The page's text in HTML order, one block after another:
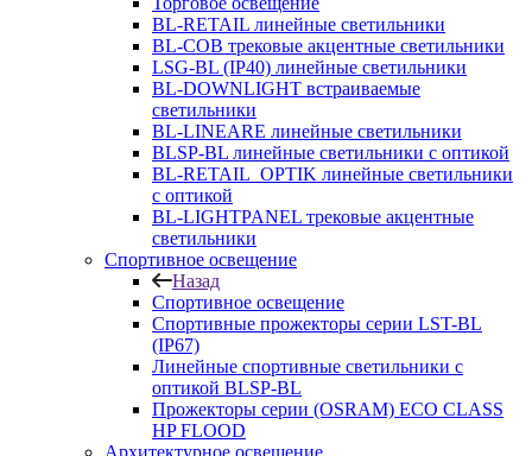
BL-RETAIL линейные светильники
BL-COB трековые акцентные светильники
LSG-BL (IP40) линейные светильники
BL-DOWNLIGHT встраиваемые
светильники
BL-LINEARE линейные светильники
BLSP-BL линейные светильники с оптикой
BL-RETAIL_OPTIK линейные светильники
с оптикой
BL-LIGHTPANEL трековые акцентные
светильники
Спортивное освещение
Назад
Спортивное освещение
Спортивные прожекторы серии LST-BL
(IP67)
Линейные спортивные светильники с
оптикой BLSP-BL
Прожекторы серии (OSRAM) ECO CLASS
HP FLOOD
Архитектурное освещение